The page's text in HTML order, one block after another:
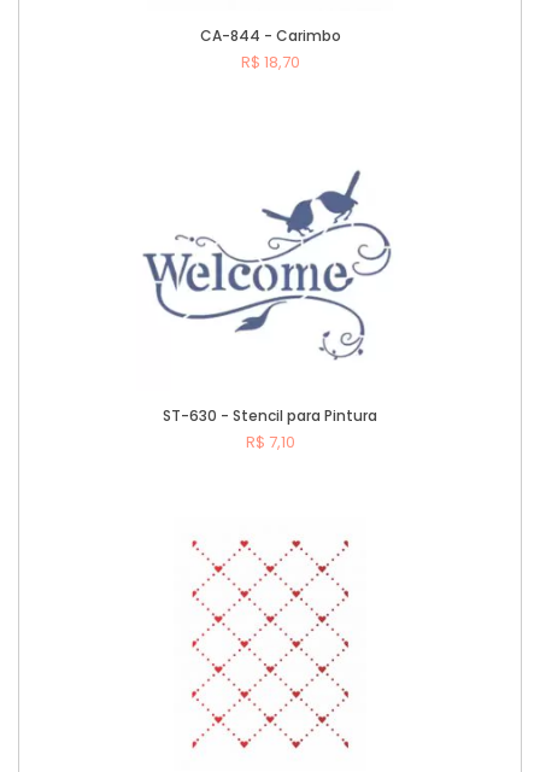
CA-844 - Carimbo
R$ 18,70
ST-630 - Stencil para Pintura
R$ 7,10